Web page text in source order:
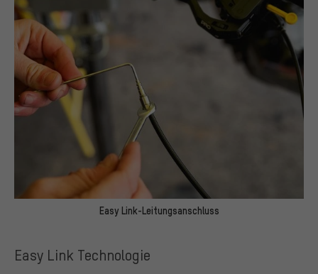
Easy Link-Leitungsanschluss
Easy Link Technologie